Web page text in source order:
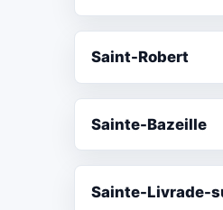
Saint-Robert
Sainte-Bazeille
Sainte-Livrade-